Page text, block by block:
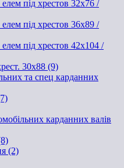
під хрестов 32х76 /
під хрестов 36х89 /
під хрестов 42x104 /
30x88 (9)
та спец карданних
карданних валів
(2)